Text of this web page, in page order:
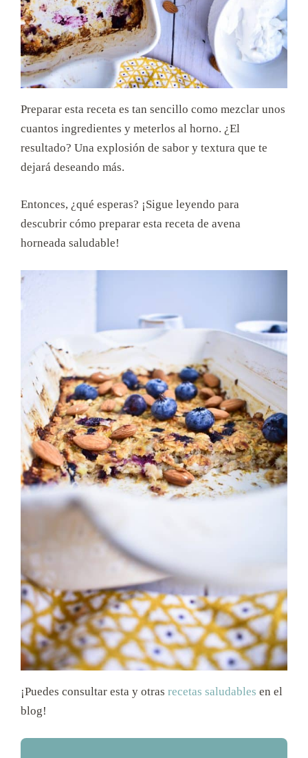
Preparar esta receta es tan sencillo como mezclar unos
cuantos ingredientes y meterlos al horno. ¿El
resultado? Una explosión de sabor y textura que te
dejará deseando más.
Entonces, ¿qué esperas? ¡Sigue leyendo para
descubrir cómo preparar esta receta de avena
horneada saludable!
¡Puedes consultar esta y otras recetas saludables en el
blog!